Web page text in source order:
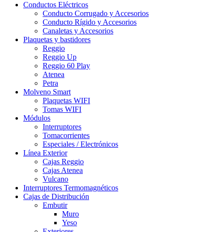
Conductos Eléctricos
Conducto Corrugado y Accesorios
Conducto Rígido y Accesorios
Canaletas y Accesorios
Plaquetas y bastidores
Reggio
Reggio Up
Reggio 60 Play
Atenea
Petra
Molveno Smart
Plaquetas WIFI
Tomas WIFI
Módulos
Interruptores
Tomacorrientes
Especiales / Electrónicos
Línea Exterior
Cajas Reggio
Cajas Atenea
Vulcano
Interruptores Termomagnéticos
Cajas de Distribución
Embutir
Muro
Yeso